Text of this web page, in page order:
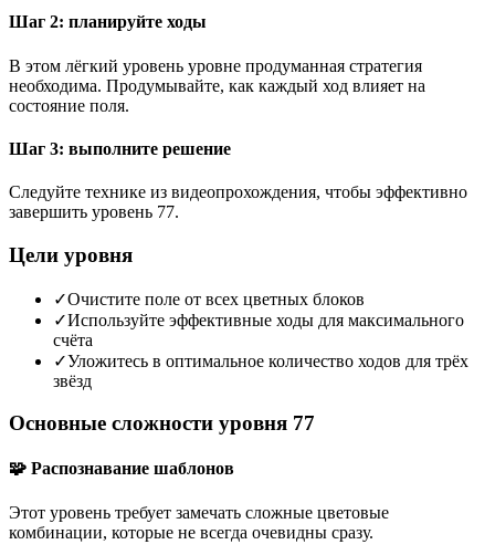
Шаг 2: планируйте ходы
В этом лёгкий уровень уровне продуманная стратегия
необходима. Продумывайте, как каждый ход влияет на
состояние поля.
Шаг 3: выполните решение
Следуйте технике из видеопрохождения, чтобы эффективно
завершить уровень 77.
Цели уровня
✓Очистите поле от всех цветных блоков
✓Используйте эффективные ходы для максимального
счёта
✓Уложитесь в оптимальное количество ходов для трёх
звёзд
Основные сложности уровня 77
🧩 Распознавание шаблонов
Этот уровень требует замечать сложные цветовые
комбинации, которые не всегда очевидны сразу.